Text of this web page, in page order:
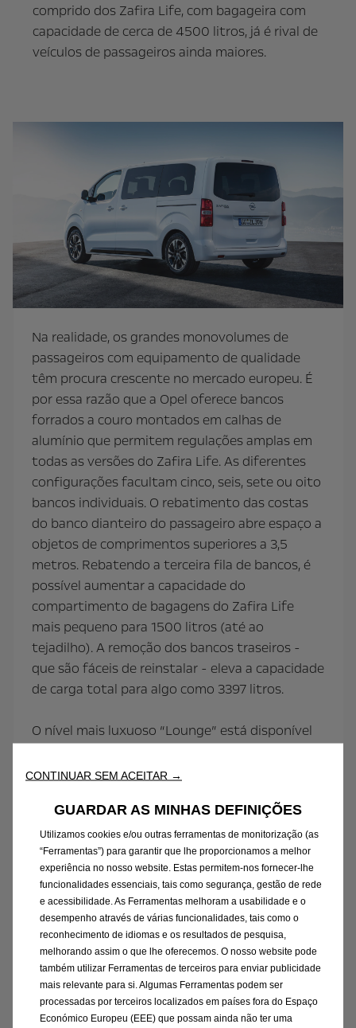
comprido dos Zafira Life, com bagageira com
capacidade de cerca de 4500 litros, já é rival de
veículos de passageiros ainda maiores.
Na realidade, os grandes monovolumes de
passageiros com equipamento de qualidade
têm procura crescente no mercado europeu. É
por essa razão que a Opel oferece bancos
forrados a couro montados em calhas de
alumínio que permitem regulações amplas em
todas as versões do Zafira Life. As diferentes
configurações facultam cinco, seis, sete ou oito
bancos individuais. O rebatimento das costas
do banco dianteiro do passageiro abre espaço a
objetos de comprimentos superiores a 3,5
metros. Rebatendo a terceira fila de bancos, é
possível aumentar a capacidade do
compartimento de bagagens do Zafira Life
mais pequeno para 1500 litros (até ao
tejadilho). A remoção dos bancos traseiros -
que são fáceis de reinstalar - eleva a capacidade
de carga total para algo como 3397 litros.
O nível mais luxuoso “Lounge” está disponível
Isso contempla bancos dianteiros com
cadeiras reguláveis forradas a couro, cada uma
com generoso assento de 48 cm de largura.
Estes bancos podem ser rodados no eixo
vertical, o que significa que o Zafira Life
consegue tornar-se numa espécie de ‘sala de
estar’ espaçosa e muito acolhedora. A mesa do
centro é amovível, criando espaço adicional
para objetos pequenos. Os passageiros podem
recorrer a tomadas de 230 V para utilizar os
seus dispositivos móveis.
CONTINUAR SEM ACEITAR →
GUARDAR AS MINHAS DEFINIÇÕES
Utilizamos cookies e/ou outras ferramentas de monitorização (as
“Ferramentas”) para garantir que lhe proporcionamos a melhor
experiência no nosso website. Estas permitem-nos fornecer-lhe
funcionalidades essenciais, tais como segurança, gestão de rede
e acessibilidade. As Ferramentas melhoram a usabilidade e o
desempenho através de várias funcionalidades, tais como o
reconhecimento de idiomas e os resultados de pesquisa,
melhorando assim o que lhe oferecemos. O nosso website pode
também utilizar Ferramentas de terceiros para enviar publicidade
mais relevante para si. Algumas Ferramentas podem ser
processadas por terceiros localizados em países fora do Espaço
Económico Europeu (EEE) que possam ainda não ter uma